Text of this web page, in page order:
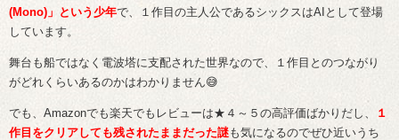
(Mono)」
という少年で、１作目の主人公であるシックスはAIとして登場
しています。
舞台も船ではなく電波塔に支配された世界なので、１作目とのつながり
がどれくらいあるのかはわかりません😅
でも、Amazonでも楽天でもレビューは★４～５の高評価ばかりだし、
１
作目をクリアしても残されたままだった謎も気になるのでぜひ近いうち